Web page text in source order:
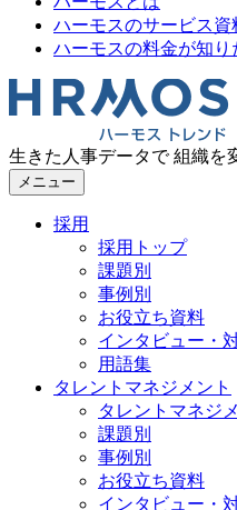
ハーモスのサービス資
ハーモスの料金が知り
生きた人事データで 組織を
メニュー
採用
採用トップ
課題別
事例別
お役立ち資料
インタビュー・
用語集
タレントマネジメント
タレントマネジ
課題別
事例別
お役立ち資料
インタビュー・